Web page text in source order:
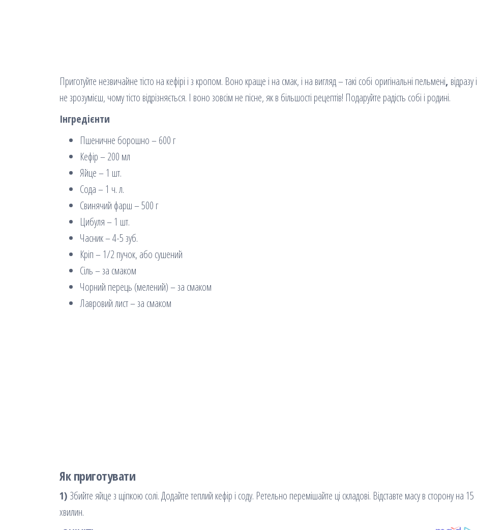
Приготуйте незвичайне тісто на кефірі і з кропом. Воно краще і на смак, і на вигляд – такі собі оригінальні пельмені, відразу і
не зрозумієш, чому тісто відрізняється. І воно зовсім не пісне, як в більшості рецептів! Подаруйте радість собі і родині.
Інгредієнти
Пшеничне борошно – 600 г
Кефір – 200 мл
Яйце – 1 шт.
Сода – 1 ч. л.
Свинячий фарш – 500 г
Цибуля – 1 шт.
Часник – 4-5 зуб.
Кріп – 1/2 пучок, або сушений
Сіль – за смаком
Чорний перець (мелений) – за смаком
Лавровий лист – за смаком
Як приготувати
1) Збийте яйце з щіпкою солі. Додайте теплий кефір і соду. Ретельно перемішайте ці складові. Відставте масу в сторону на 15
хвилин.